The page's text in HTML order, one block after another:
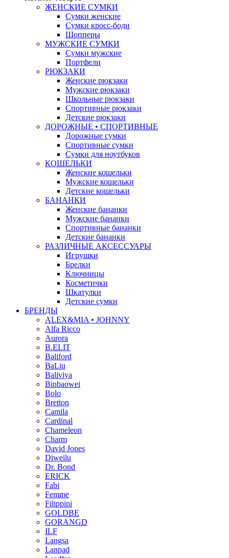
ЖЕНСКИЕ СУМКИ
Сумки женские
Сумки кросс-боди
Шопперы
МУЖСКИЕ СУМКИ
Сумки мужские
Портфели
РЮКЗАКИ
Женские рюкзаки
Мужские рюкзаки
Школьные рюкзаки
Спортивные рюкзаки
Детские рюкзаки
ДОРОЖНЫЕ • СПОРТИВНЫЕ
Дорожные сумки
Спортивные сумки
Сумки для ноутбуков
КОШЕЛЬКИ
Женские кошельки
Мужские кошельки
Детские кошельки
БАНАНКИ
Женские бананки
Мужские бананки
Спортивные бананки
Детские бананки
РАЗЛИЧНЫЕ АКСЕССУАРЫ
Игрушки
Брелки
Ключницы
Косметички
Шкатулки
Детские сумки
БРЕНДЫ
ALEX&MIA • JOHNNY
Alfa Ricco
Aurora
B.ELIT
Baliford
BaLiu
Baliviya
Binbaowei
Bolo
Bretton
Camila
Cardinal
Chameleon
Charm
David Jones
Diweilu
Dr. Bond
ERICK
Fabi
Femme
Filippini
GOLDBE
GORANGD
ILF
Langsa
Lanpad